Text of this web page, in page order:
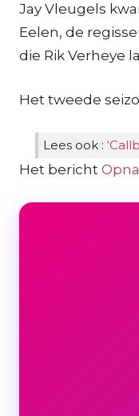
Jay Vleugels
Eelen, de
die Rik Verheye
Het tweede
Lees ook :
Het bericht